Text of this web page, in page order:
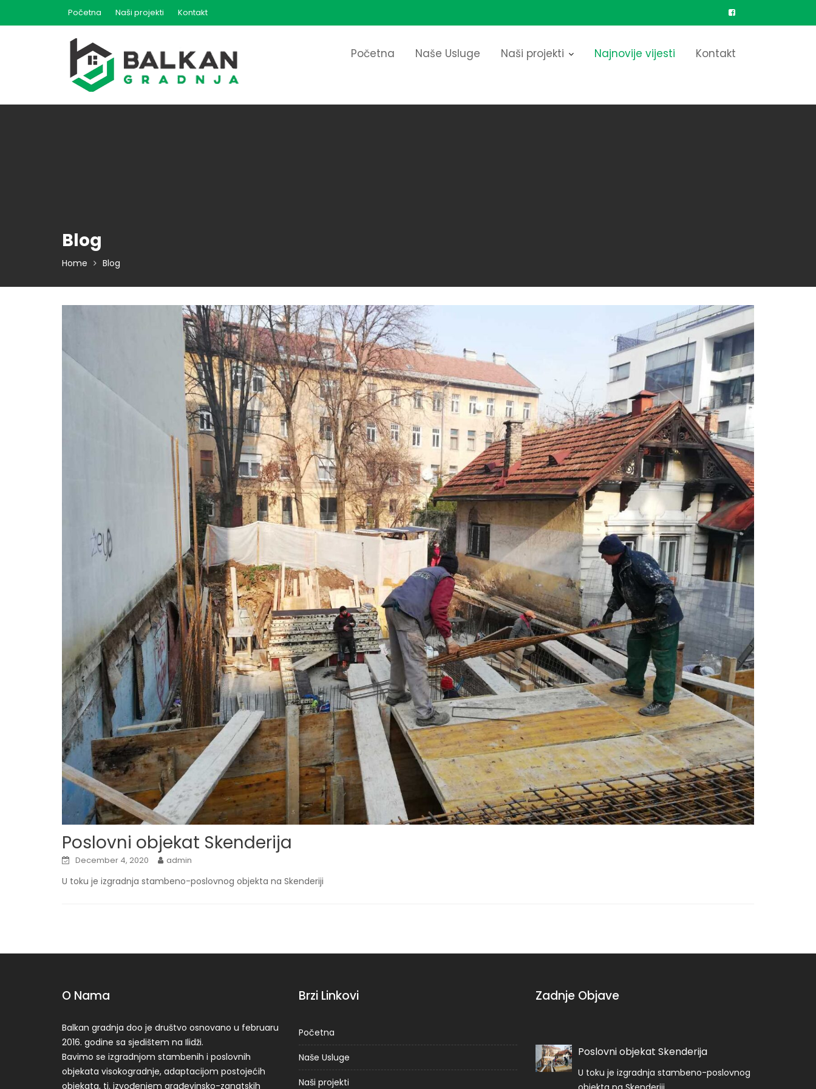
Početna Naši projekti Kontakt
Početna Naše Usluge Naši projekti Najnovije vijesti Kontakt
Blog
Home Blog
Poslovni objekat Skenderija
December 4, 2020 admin
U toku je izgradnja stambeno-poslovnog objekta na Skenderiji
O Nama
Balkan gradnja doo je društvo osnovano u februaru
2016. godine sa sjedištem na Ilidži.
Bavimo se izgradnjom stambenih i poslovnih
objekata visokogradnje, adaptacijom postojećih
objekata, tj. izvođenjem građevinsko-zanatskih
Brzi Linkovi
Početna
Naše Usluge
Naši projekti
Zadnje Objave
Poslovni objekat Skenderija
U toku je izgradnja stambeno-poslovnog